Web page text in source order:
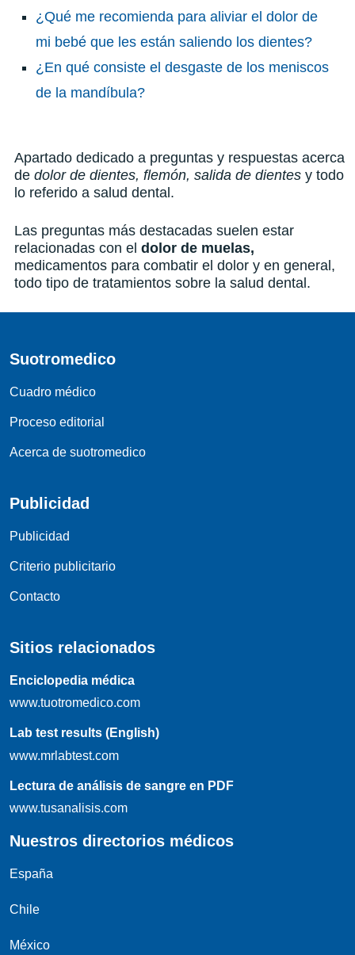
¿Qué me recomienda para aliviar el dolor de
mi bebé que les están saliendo los dientes?
¿En qué consiste el desgaste de los meniscos
de la mandíbula?
Apartado dedicado a preguntas y respuestas acerca
de dolor de dientes, flemón, salida de dientesy todo
lo referido a salud dental.
Las preguntas más destacadas suelen estar
relacionadas con el dolor de muelas,
medicamentos para combatir el dolor y en general,
todo tipo de tratamientos sobre la salud dental.
Suotromedico
Cuadro médico
Proceso editorial
Acerca de suotromedico
Publicidad
Publicidad
Criterio publicitario
Contacto
Sitios relacionados
Enciclopedia médica
www.tuotromedico.com
Lab test results (English)
www.mrlabtest.com
Lectura de análisis de sangre en PDF
www.tusanalisis.com
Nuestros directorios médicos
España
Chile
México